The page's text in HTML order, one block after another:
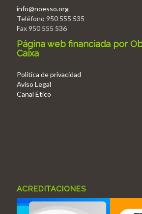
info@noesso.org
Teléfono 950 555 535
Fax 950 555 536
Página web financiada por
Caixa
Politica de privacidad
Aviso Legal
Canal Ético
ACREDITACIONES